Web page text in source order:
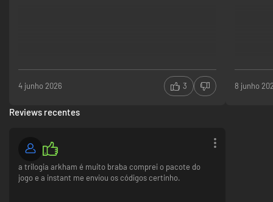
4 junho 2026 3 8 junho
Reviews recentes
a trilogia arkham é muito braba comprei o pacote do
jogo e a instant me enviou os códigos certinho.